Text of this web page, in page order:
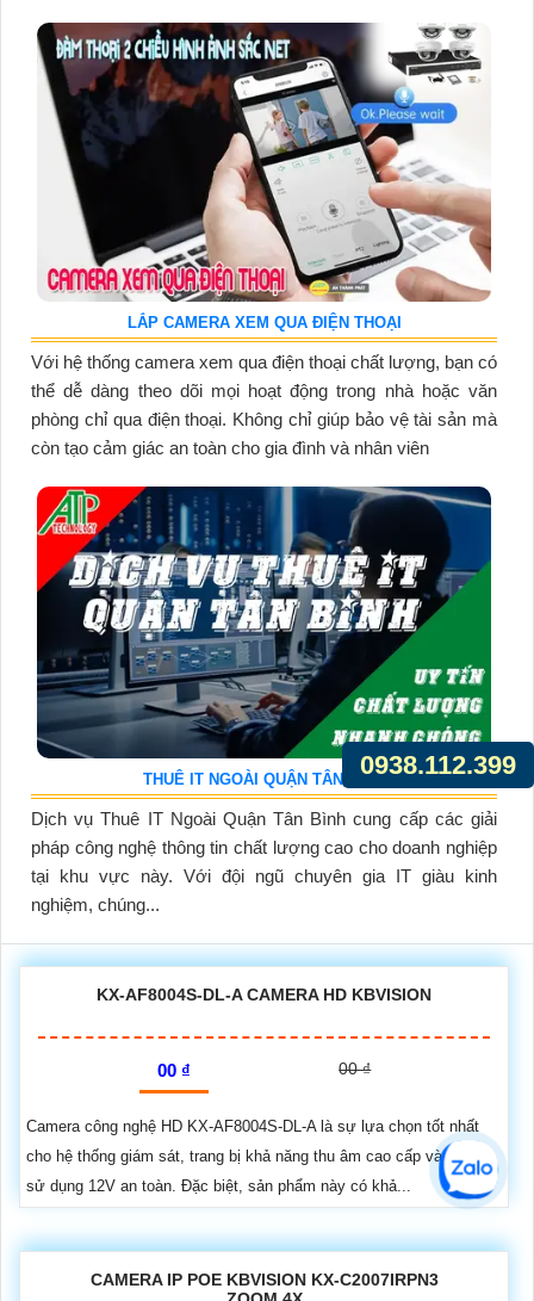
LẮP CAMERA XEM QUA ĐIỆN THOẠI
Với hệ thống camera xem qua điện thoại chất lượng, bạn có
thể dễ dàng theo dõi mọi hoạt động trong nhà hoặc văn
phòng chỉ qua điện thoại. Không chỉ giúp bảo vệ tài sản mà
còn tạo cảm giác an toàn cho gia đình và nhân viên
THUÊ IT NGOÀI QUẬN TÂN BÌNH
Dịch vụ Thuê IT Ngoài Quận Tân Bình cung cấp các giải
pháp công nghệ thông tin chất lượng cao cho doanh nghiệp
tại khu vực này. Với đội ngũ chuyên gia IT giàu kinh
nghiệm, chúng...
KX-AF8004S-DL-A CAMERA HD KBVISION
00 ₫ 00 ₫
Camera công nghệ HD KX-AF8004S-DL-A là sự lựa chọn tốt nhất
cho hệ thống giám sát, trang bị khả năng thu âm cao cấp và nguồn
sử dụng 12V an toàn. Đặc biệt, sản phẩm này có khả...
CAMERA IP POE KBVISION KX-C2007IRPN3
0938.112.399